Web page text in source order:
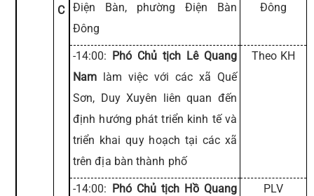
C
Điện Bàn, phường Điện Bàn
Đông
Đông
-14:00: Phó Chủ tịch Lê Quang
Nam làm việc với các xã Quế
Sơn, Duy Xuyên liên quan đến
định hướng phát triển kinh tế và
triển khai quy hoạch tại các xã
trên địa bàn thành phố
Theo KH
-14:00: Phó Chủ tịch Hồ Quang
PLV